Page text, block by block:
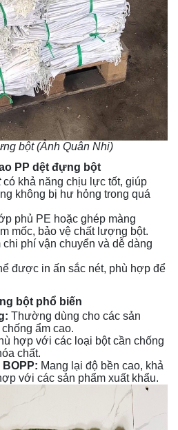
bột (Ảnh Quân Nhi)
PP dệt đựng bột
có khả năng chịu lực tốt, giúp
không bị hư hỏng trong quá
phủ PE hoặc ghép màng
mốc, bảo vệ chất lượng bột.
chi phí vận chuyển và dễ dàng
được in ấn sắc nét, phù hợp để
bột phổ biến
Thường dùng cho các sản
ẩm cao.
hợp với các loại bột cần chống
chất.
Mang lại độ bền cao, khả
với các sản phẩm xuất khẩu.